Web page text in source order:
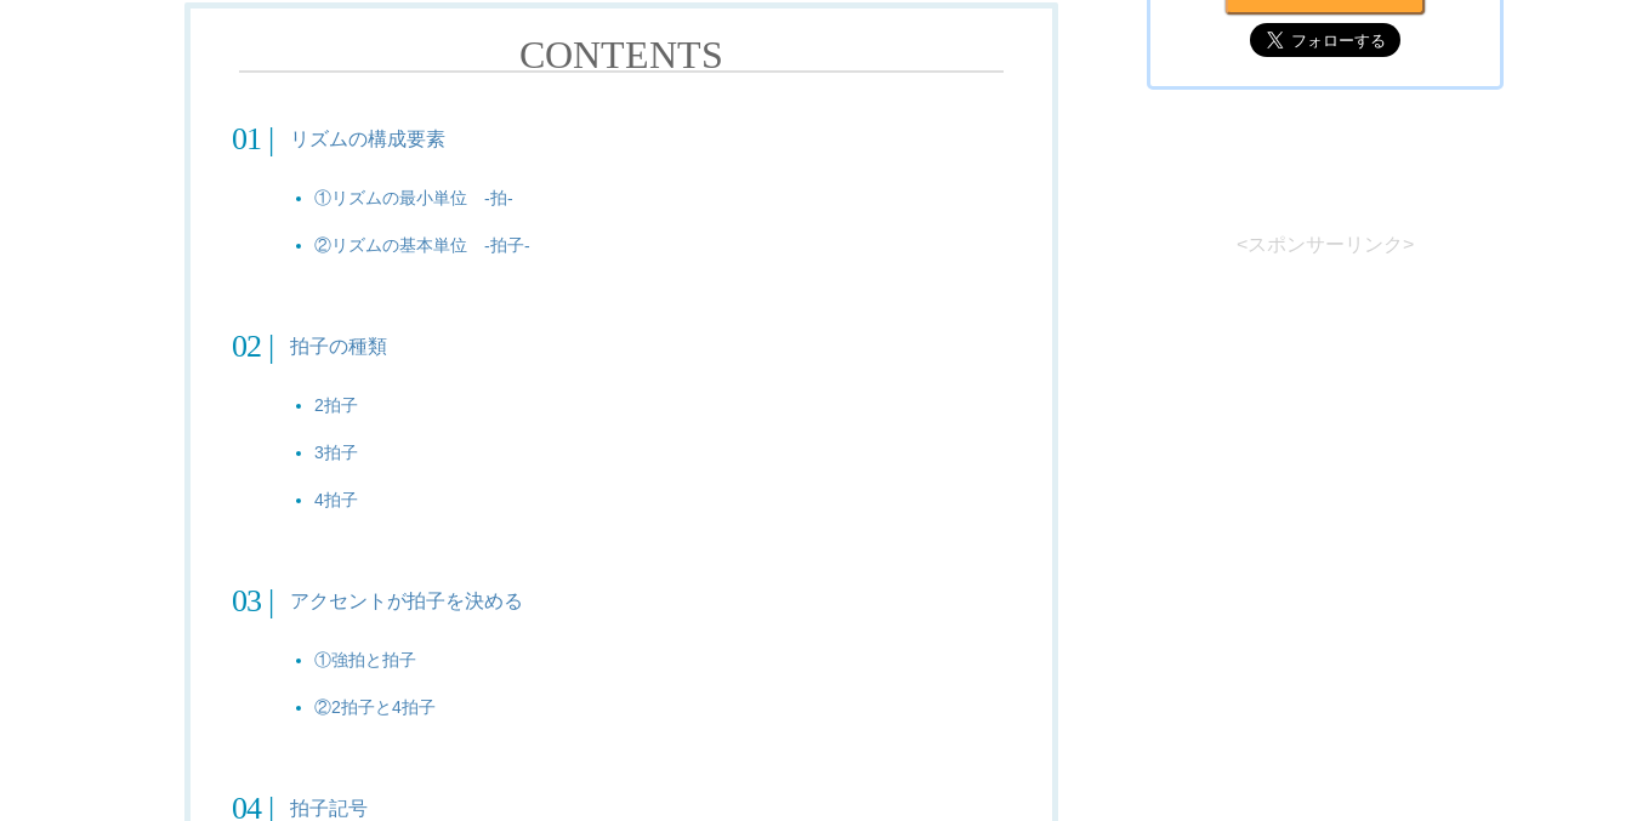
CONTENTS
リズムの構成要素
①リズムの最小単位 -拍-
②リズムの基本単位 -拍子-
拍子の種類
2拍子
3拍子
4拍子
アクセントが拍子を決める
①強拍と拍子
②2拍子と4拍子
拍子記号
<スポンサーリンク>